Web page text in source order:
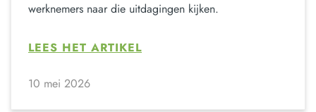
werknemers naar die uitdagingen kijken.
LEES HET ARTIKEL
10 mei 2026